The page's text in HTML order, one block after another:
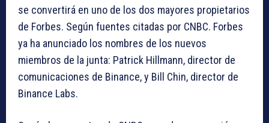
se convertirá en uno de los dos mayores propietarios
de Forbes. Según fuentes citadas por CNBC. Forbes
ya ha anunciado los nombres de los nuevos
miembros de la junta: Patrick Hillmann, director de
comunicaciones de Binance, y Bill Chin, director de
Binance Labs.